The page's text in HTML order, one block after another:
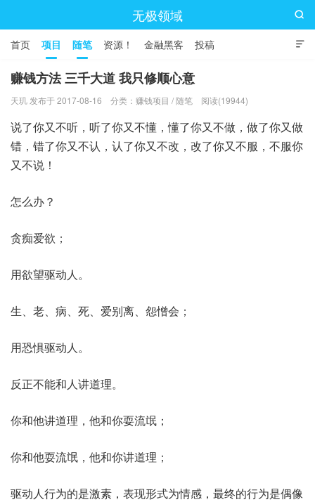
无极领域

首页 项目 随笔 资源！ 金融黑客 投稿

赚钱方法 三千大道 我只修顺心意
天玑 发布于 2017-08-16 分类： 赚钱项目 /随笔 阅读(19944)
说了你又不听，听了你又不懂，懂了你又不做，做了你又做
错，错了你又不认，认了你又不改，改了你又不服，不服你
又不说！
怎么办？
贪痴爱欲；
用欲望驱动人。
生、老、病、死、爱别离、怨憎会；
用恐惧驱动人。
反正不能和人讲道理。
你和他讲道理，他和你耍流氓；
你和他耍流氓，他和你讲道理；
驱动人行为的是激素，表现形式为情感，最终的行为是偶像